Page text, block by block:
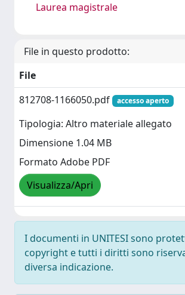
Laurea magistrale
File in questo prodotto:
File
812708-1166050.pdf
accesso aperto
Tipologia: Altro materiale allegato
Dimensione 1.04 MB
Formato Adobe PDF
Visualizza/Apri
I documenti in UNITESI sono
copyright e tutti i diritti sono
diversa indicazione.